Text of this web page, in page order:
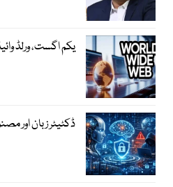
یکم اگست، ورلڈ
ڈکٹیٹر زبان اور